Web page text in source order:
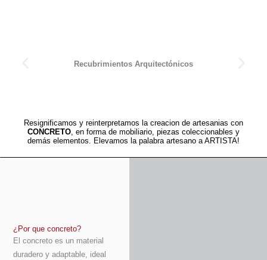
Recubrimientos Arquitectónicos
Resignificamos y reinterpretamos la creacion de artesanias con
CONCRETO, en forma de mobiliario, piezas coleccionables y
demás elementos. Elevamos la palabra artesano a ARTISTA!
¿Por que concreto?
El concreto es un material
duradero y adaptable, ideal